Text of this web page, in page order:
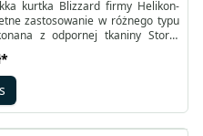
kurtka Blizzard firmy Helikon-
zastosowanie w różnego typu
z odpornej tkaniny Storm
przepływ powietrza. Pokryta
Water Repellency pozwala
*